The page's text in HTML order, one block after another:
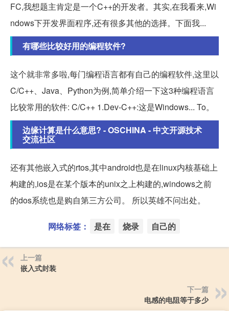
FC,我想题主肯定是一个C++的开发者。其实,在我看来,Wi
ndows下开发界面程序,还有很多其他的选择。下面我...
有哪些比较好用的编程软件?
这个就非常多啦,每门编程语言都有自己的编程软件,这里以
C/C++、Java、Python为例,简单介绍一下这3种编程语言
比较常用的软件: C/C++ 1.Dev-C++:这是Windows... To。
边缘计算是什么意思? - OSCHINA - 中文开源技术
交流社区
还有其他嵌入式的rtos,其中android也是在linux内核基础上
构建的,ios是在某个版本的unix之上构建的,windows之前
的dos系统也是购自第三方公司。 所以英雄不问出处。
网络标签： 是在 烧录 自己的
上一篇
嵌入式封装
下一篇
电感的电阻等于多少